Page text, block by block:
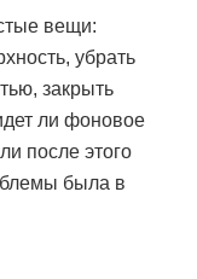
вещи:
убрать
закрыть
ли фоновое
после этого
была в